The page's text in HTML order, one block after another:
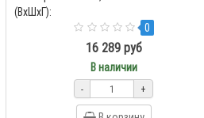
(ВхШхГ):
0
16 289 руб
В наличии
- +